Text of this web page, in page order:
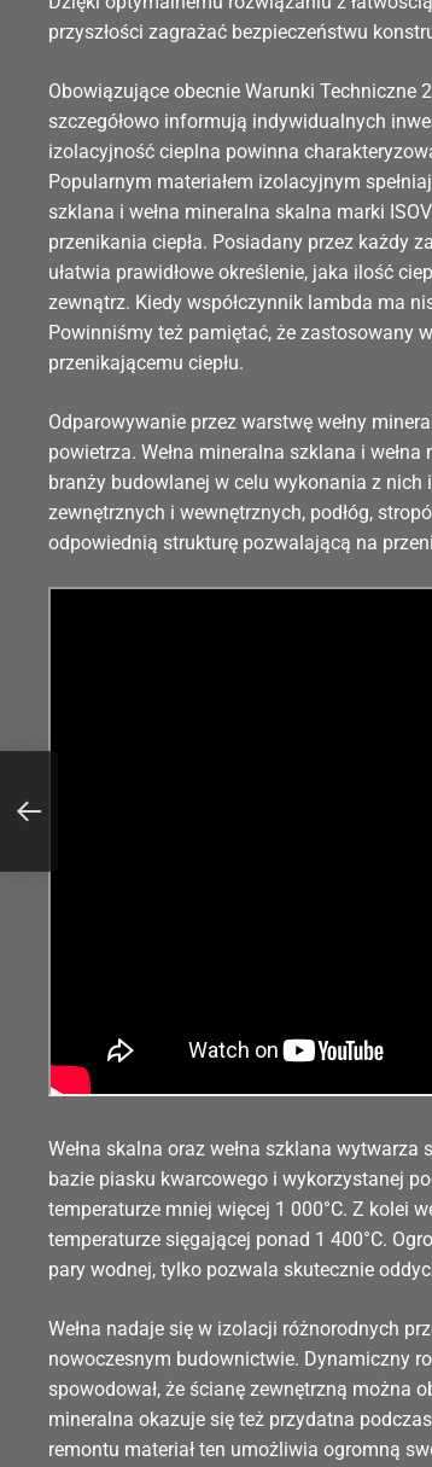
przyszłości zagrażać bezpieczeństwu
Obowiązujące obecnie Warunki Techniczne
szczegółowo informują indywidualnych
izolacyjność cieplna powinna
Popularnym materiałem izolacyjnym
szklana i wełna mineralna skalna marki
przenikania ciepła. Posiadany przez każdy
ułatwia prawidłowe określenie, jaka ilość
zewnątrz. Kiedy współczynnik lambda ma
Powinniśmy też pamiętać, że zastosowany
przenikającemu ciepłu.
Odparowywanie przez warstwę wełny
powietrza. Wełna mineralna szklana i
branży budowlanej w celu wykonania z
zewnętrznych i wewnętrznych, podłóg,
odpowiednią strukturę pozwalającą na
Wełna skalna oraz wełna szklana
bazie piasku kwarcowego i wykorzystanej
temperaturze mniej więcej 1 000°C. Z kolei
temperaturze sięgającej ponad 1 400°C.
pary wodnej, tylko pozwala skutecznie
Wełna nadaje się w izolacji różnorodnych
nowoczesnym budownictwie. Dynamiczny
spowodował, że ścianę zewnętrzną można
mineralna okazuje się też przydatna
remontu materiał ten umożliwia ogromną